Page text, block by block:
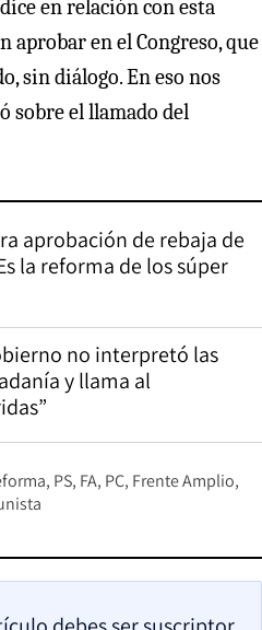
en relación con esta
en el Congreso, que
sin diálogo. En eso nos
sobre el llamado del
aprobación de rebaja de
la reforma de los súper
no interpretó las
y llama al
PS FA PC Frente Amplio